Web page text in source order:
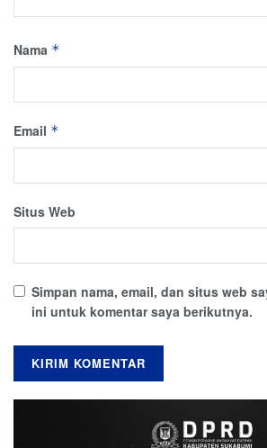
Nama *
Email *
Situs Web
Simpan nama, email, dan situs web
ini untuk komentar saya berikutnya.